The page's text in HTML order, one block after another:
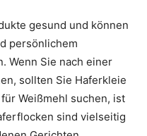
gesund und können
persönlichem
Wenn Sie nach einer
sollten Sie Haferkleie
Weißmehl suchen, ist
sind vielseitig